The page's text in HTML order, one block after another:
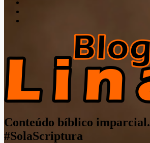
Conteúdo bíblico imparcial.
#SolaScriptura